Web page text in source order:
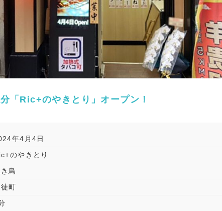
「Ric+のやきとり」オープン！
年4月4日
のやきとり
鳥
町